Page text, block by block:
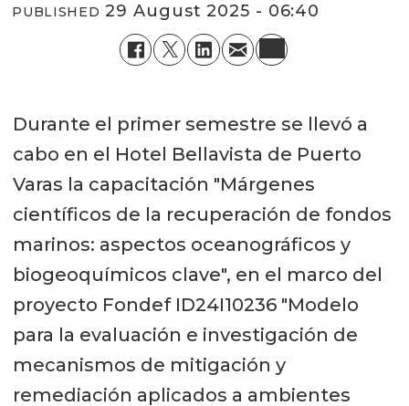
PUBLISHED 29 August 2025 - 06:40
Durante el primer semestre se llevó a
cabo en el Hotel Bellavista de Puerto
Varas la capacitación "Márgenes
científicos de la recuperación de fondos
marinos: aspectos oceanográficos y
biogeoquímicos clave", en el marco del
proyecto Fondef ID24I10236 "Modelo
para la evaluación e investigación de
mecanismos de mitigación y
remediación aplicados a ambientes